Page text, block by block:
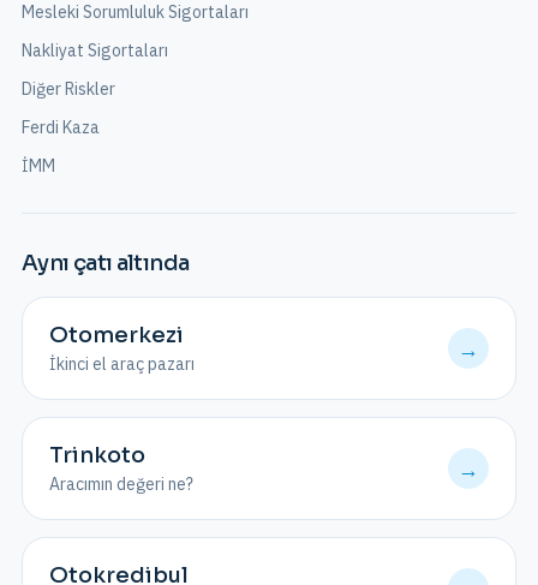
Mesleki Sorumluluk Sigortaları
Nakliyat Sigortaları
Diğer Riskler
Ferdi Kaza
İMM
Aynı çatı altında
Otomerkezi
İkinci el araç pazarı
→
Trinkoto
Aracımın değeri ne?
→
Otokredibul